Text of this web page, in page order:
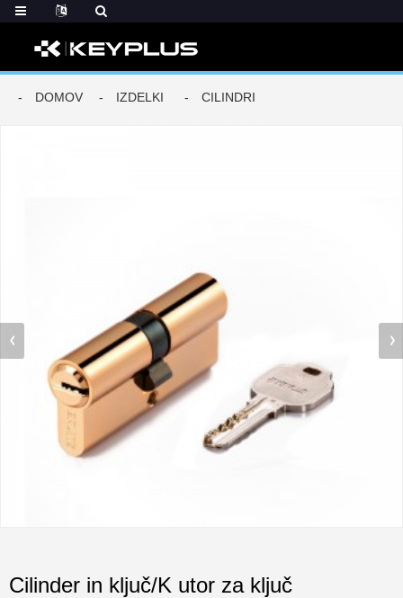
DOMOV IZDELKI CILINDRI
Cilinder in ključ/K utor za ključ